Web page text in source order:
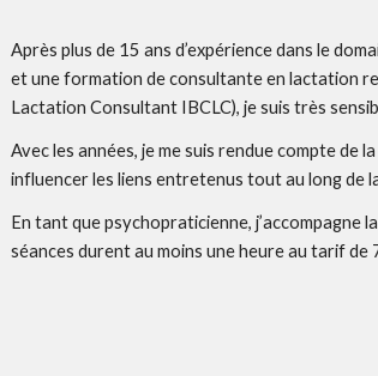
Après plus de 15 ans d’expérience dans le
et une formation de consultante en lactation
Lactation Consultant IBCLC), je suis très
Avec les années, je me suis rendue compte de
influencer les liens entretenus tout au long de
En tant que psychopraticienne, j’accompagne
séances durent au moins une heure au tarif de